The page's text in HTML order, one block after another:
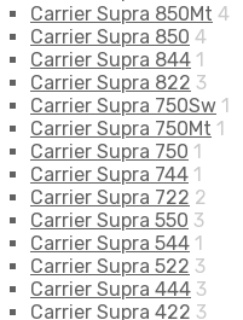
Carrier Supra 850Mt 4
Carrier Supra 850 4
Carrier Supra 844 1
Carrier Supra 822 3
Carrier Supra 750Sw 1
Carrier Supra 750Mt 1
Carrier Supra 750 1
Carrier Supra 744 1
Carrier Supra 722 2
Carrier Supra 550 3
Carrier Supra 544 1
Carrier Supra 522 3
Carrier Supra 444 3
Carrier Supra 422 3